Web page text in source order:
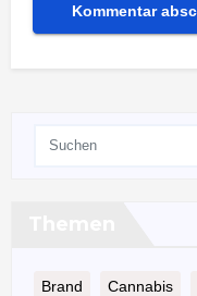
Brand Cannabis